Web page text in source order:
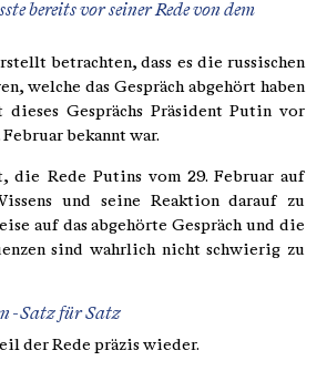
bereits vor seiner Rede von dem
betrachten, dass es die russischen
welche das Gespräch abgehört haben
dieses Gesprächs Präsident Putin vor
bekannt war.
die Rede Putins vom 29. Februar auf
und seine Reaktion darauf zu
auf das abgehörte Gespräch und die
sind wahrlich nicht schwierig zu
- Satz für Satz
der Rede präzis wieder.